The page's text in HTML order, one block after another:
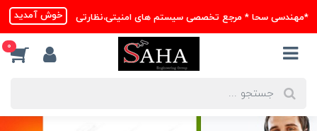
*مهندسی سحا * مرجع تخصصی سیستم های امنیتی،نظارتی خوش آمدید
0